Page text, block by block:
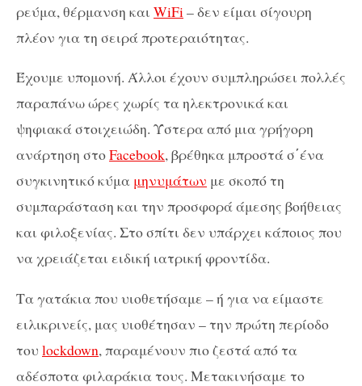
ρεύμα, θέρμανση και WiFi – δεν είμαι σίγουρη
πλέον για τη σειρά προτεραιότητας.
Έχουμε υπομονή. Άλλοι έχουν συμπληρώσει πολλές
παραπάνω ώρες χωρίς τα ηλεκτρονικά και
ψηφιακά στοιχειώδη. Ύστερα από μια γρήγορη
ανάρτηση στοFacebook, βρέθηκα μπροστά σ΄ένα
συγκινητικό κύμα μηνυμάτων με σκοπό τη
συμπαράσταση και την προσφορά άμεσης βοήθειας
και φιλοξενίας. Στο σπίτι δεν υπάρχει κάποιος που
να χρειάζεται ειδική ιατρική φροντίδα.
Τα γατάκια που υιοθετήσαμε – ή για να είμαστε
ειλικρινείς, μας υιοθέτησαν – την πρώτη περίοδο
του lockdown, παραμένουν πιο ζεστά από τα
αδέσποτα φιλαράκια τους. Μετακινήσαμε το